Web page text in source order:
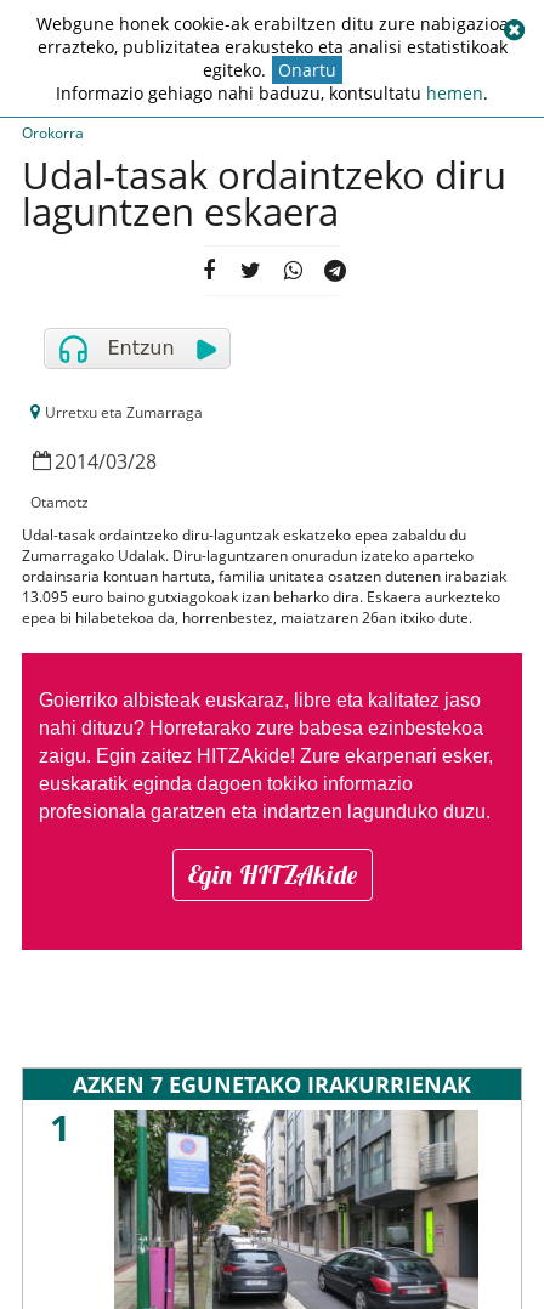
Orokorra
Udal-tasak ordaintzeko diru
laguntzen eskaera
Urretxu eta Zumarraga
2014/03/28
Otamotz
Udal-tasak ordaintzeko diru-laguntzak eskatzeko epea zabaldu du
Zumarragako Udalak. Diru-laguntzaren onuradun izateko aparteko
ordainsaria kontuan hartuta, familia unitatea osatzen dutenen irabaziak
13.095 euro baino gutxiagokoak izan beharko dira. Eskaera aurkezteko
epea bi hilabetekoa da, horrenbestez, maiatzaren 26an itxiko dute.
Goierriko albisteak euskaraz, libre eta kalitatez jaso
nahi dituzu? Horretarako zure babesa ezinbestekoa
zaigu. Egin zaitez HITZAkide! Zure ekarpenari esker,
euskaratik eginda dagoen tokiko informazio
profesionala garatzen eta indartzen lagunduko duzu.
Egin HITZAkide
AZKEN 7 EGUNETAKO IRAKURRIENAK
1
Webgune honek cookie-ak erabiltzen ditu zure nabigazioa
errazteko, publizitatea erakusteko eta analisi estatistikoak
egiteko. Onartu
Informazio gehiago nahi baduzu, kontsultatu hemen.